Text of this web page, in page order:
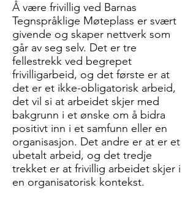
Å være frivillig ved Barnas
Tegnspråklige Møteplass er svært
givende og skaper nettverk som
går av seg selv. Det er tre
fellestrekk ved begrepet
frivilligarbeid, og det første er at
det er et ikke-obligatorisk arbeid,
det vil si at arbeidet skjer med
bakgrunn i et ønske om å bidra
positivt inn i et samfunn eller en
organisasjon. Det andre er at er et
ubetalt arbeid, og det tredje
trekket er at frivillig arbeidet skjer i
en organisatorisk kontekst.